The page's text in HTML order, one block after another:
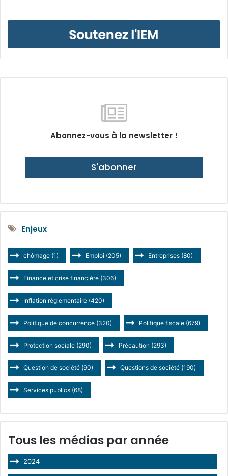
Abonnez-vous à la newsletter !
S'abonner
Enjeux
chômage (1) Emploi (205) Entreprises (80)
Finance et crise financière (306)
Inflation réglementaire (420)
Politique de concurrence (320) Politique fiscale (679)
Protection sociale (290) Précaution (293)
Question de société (90) Questions de société (190)
Services publics (68)
Tous les médias par année
2024